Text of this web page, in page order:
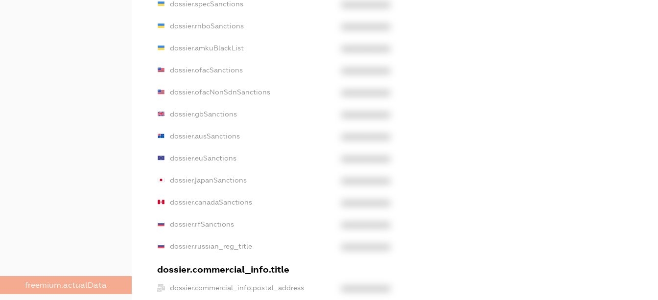
freemium.actualData
dossier.specSanctions
dossier.rnboSanctions
dossier.amkuBlackList
dossier.ofacSanctions
dossier.ofacNonSdnSanctions
dossier.gbSanctions
dossier.ausSanctions
dossier.euSanctions
dossier.japanSanctions
dossier.canadaSanctions
dossier.rfSanctions
dossier.russian_reg_title
dossier.commercial_info.title
dossier.commercial_info.postal_address